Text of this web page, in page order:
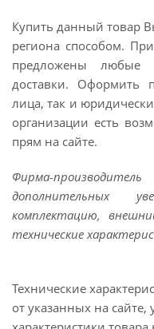
Купить данный товар
региона способом.
предложены
доставки. Оформить
лица, так и
организации есть
прям на сайте.
Фирма-
дополнительных
комплектацию,
технические
Технические
от указанных на сайте,